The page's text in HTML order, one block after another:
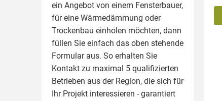
ein Angebot von einem Fensterbauer,
für eine Wärmedämmung oder
Trockenbau einholen möchten, dann
füllen Sie einfach das oben stehende
Formular aus. So erhalten Sie
Kontakt zu maximal 5 qualifizierten
Betrieben aus der Region, die sich für
Ihr Projekt interessieren - garantiert